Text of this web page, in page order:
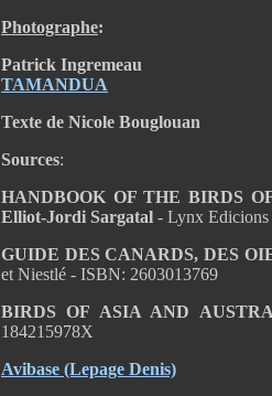
Photographe:
Patrick Ingremeau
TAMANDUA
Texte de Nicole Bouglouan
Sources:
HANDBOOK OF THE BIRDS
Elliot-Jordi Sargatal - Lynx
GUIDE DES CANARDS, DES
et Niestlé - ISBN: 2603013769
BIRDS OF ASIA AND
184215978X
Avibase (Lepage Denis)